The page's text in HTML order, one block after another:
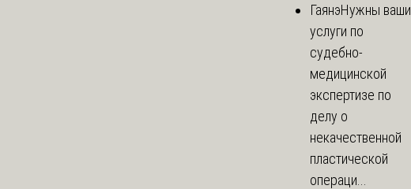
ГаянэНужны ваши
услуги по
судебно-
медицинской
экспертизе по
делу о
некачественной
пластической
операци...